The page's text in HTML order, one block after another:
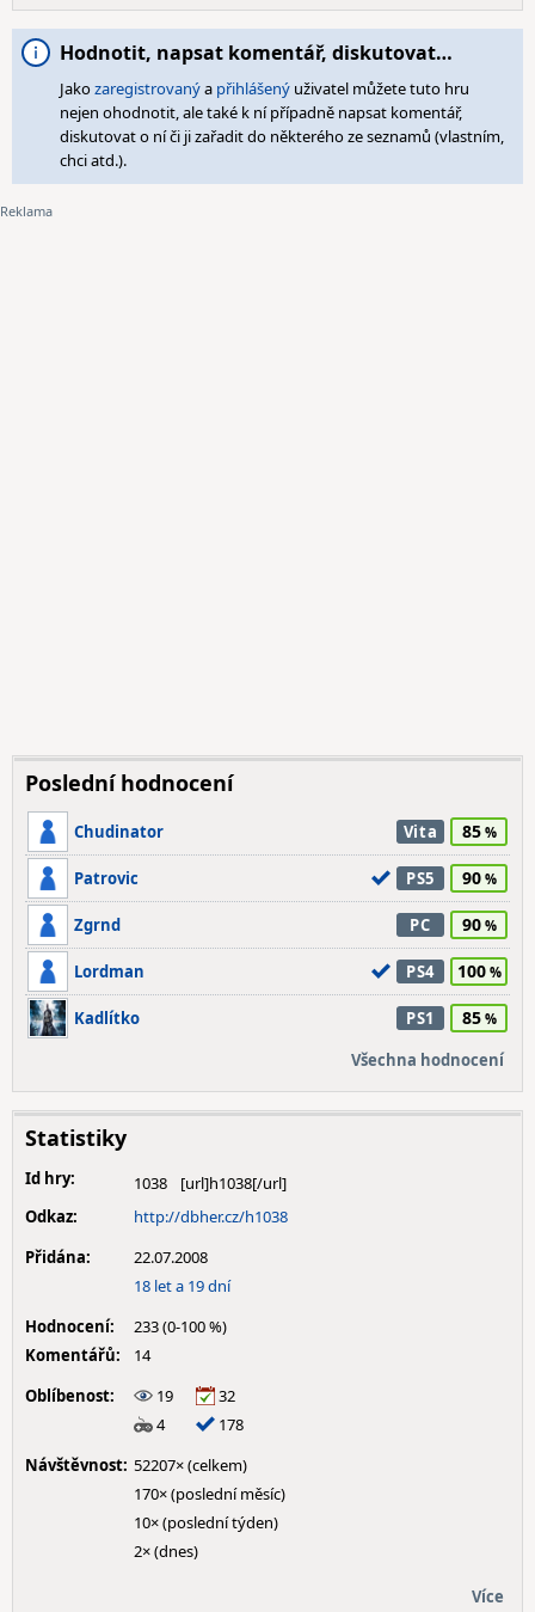
Hodnotit, napsat komentář, diskutovat…
Jakozaregistrovanýa přihlášený uživatel můžete tuto hru
nejen ohodnotit, ale také k ní případně napsat komentář,
diskutovat o ní či ji zařadit do některého ze seznamů (vlastním,
chci atd.).
Poslední hodnocení
Chudinator Vita 85
Patrovic PS5 90
Zgrnd PC 90
Lordman PS4 100
Kadlítko PS1 85
Všechna hodnocení
Statistiky
Id hry:
1038
Odkaz:
http://dbher.cz/h1038
Přidána:
22.07.2008
18 let a 19 dní
Hodnocení:
233 (0-100 %)
Komentářů:
14
Oblíbenost:
19
32
4
178
Návštěvnost: 52207× (celkem)
170× (poslední měsíc)
10× (poslední týden)
2× (dnes)
Více